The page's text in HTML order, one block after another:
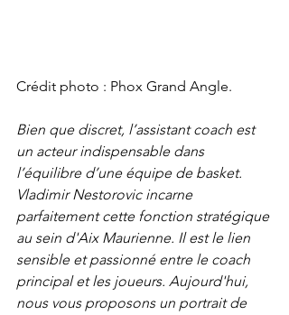
Crédit photo : Phox Grand Angle.
Bien que discret, l’assistant coach est
un acteur indispensable dans
l’équilibre d’une équipe de basket.
Vladimir Nestorovic incarne
parfaitement cette fonction stratégique
au sein d'Aix Maurienne. Il est le lien
sensible et passionné entre le coach
principal et les joueurs. Aujourd'hui,
nous vous proposons un portrait de